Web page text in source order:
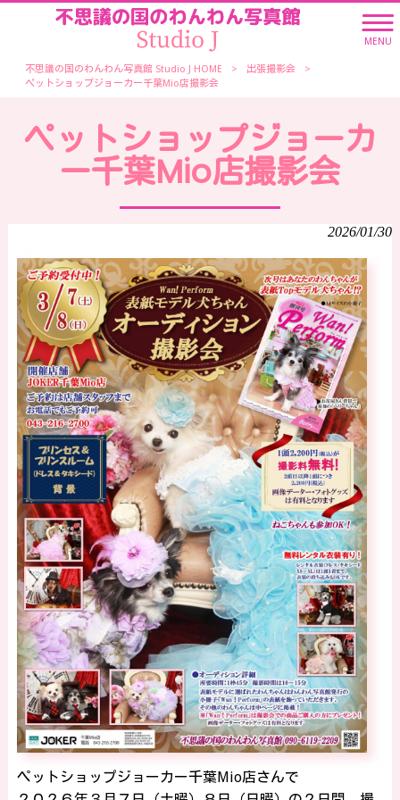
MENU
不思議の国のわんわん写真館 Studio J HOME > 出張撮影会
>
ペットショップジョーカー千葉Mio店撮影会
ペットショップジョーカ
ー千葉Mio店撮影会
2026/01/30
ペットショップジョーカー千葉Mio店さんで